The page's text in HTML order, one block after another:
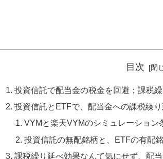
目次
投資信託で配当金の税金を回避；課税
投資信託とETFで、配当金への課税繰
VYMと楽天VYMのシミュレーション
投資信託の無配銘柄と、ETFの有配
課税繰り延べ効果なんて気にせず、配